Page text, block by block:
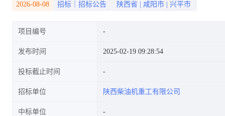
2026-08-08 招标｜招标公告 陕西省 咸阳市 兴平市
项目编号
发布时间 2025-02-19 09:28:54
投标截止时间
招标单位 陕西柴油机重工有限公司
中标单位